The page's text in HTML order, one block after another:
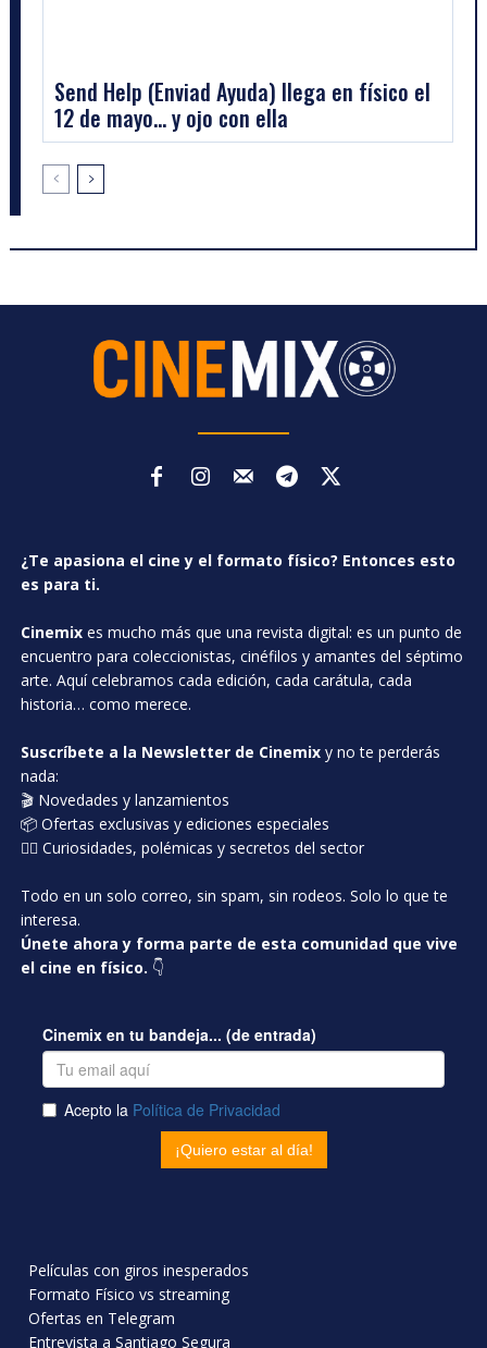
Send Help (Enviad Ayuda) llega en físico el
12 de mayo… y ojo con ella
¿Te apasiona el cine y el formato físico? Entonces esto
es para ti.
Cinemix es mucho más que una revista digital: es un punto de
encuentro para coleccionistas, cinéfilos y amantes del séptimo
arte. Aquí celebramos cada edición, cada carátula, cada
historia… como merece.
Suscríbete a la Newsletter de Cinemix y no te perderás
nada:
🎬 Novedades y lanzamientos
📦 Ofertas exclusivas y ediciones especiales
🕵️‍♂️ Curiosidades, polémicas y secretos del sector
Todo en un solo correo, sin spam, sin rodeos. Solo lo que te
interesa.
Únete ahora y forma parte de esta comunidad que vive
el cine en físico. 👇
Películas con giros inesperados
Formato Físico vs streaming
Ofertas en Telegram
Entrevista a Santiago Segura